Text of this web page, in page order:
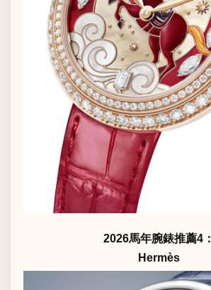
2026馬年腕錶推薦4：
Hermès